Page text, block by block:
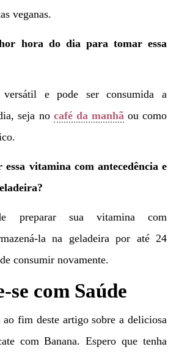
veganas.
hora do dia para tomar essa
e pode ser consumida a
seja no café da manhãou como
essa vitamina com antecedência e
preparar sua vitamina com
la na geladeira por até 24
consumir novamente.
se com Saúde
ao fim deste artigo sobre a deliciosa
com Banana. Espero que tenha